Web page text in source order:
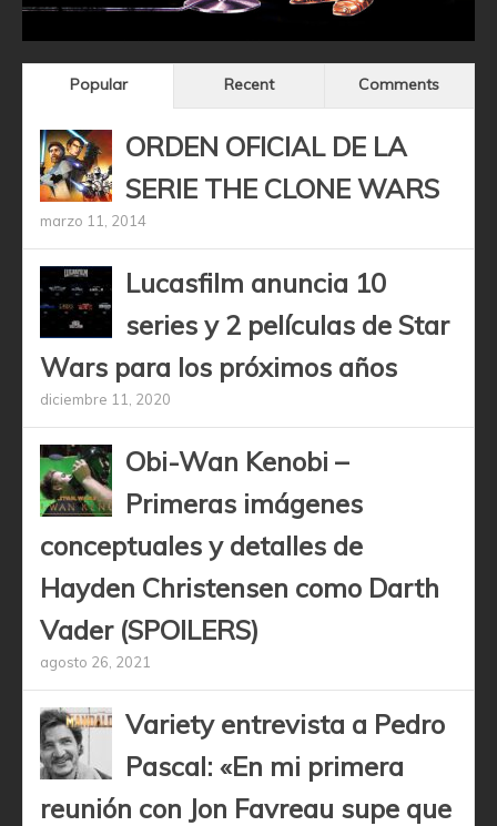
Popular Recent Comments
ORDEN OFICIAL DE LA
SERIE THE CLONE WARS
marzo 11, 2014
Lucasfilm anuncia 10
series y 2 películas de Star
Wars para los próximos años
diciembre 11, 2020
Obi-Wan Kenobi –
Primeras imágenes
conceptuales y detalles de
Hayden Christensen como Darth
Vader (SPOILERS)
agosto 26, 2021
Variety entrevista a Pedro
Pascal: «En mi primera
reunión con Jon Favreau supe que